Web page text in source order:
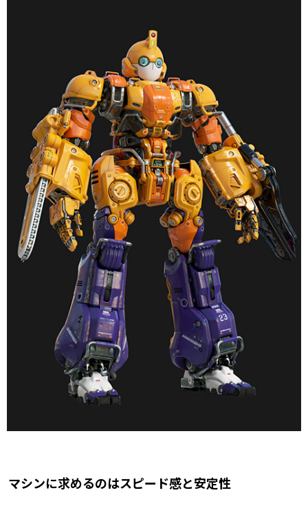
マシンに求めるのはスピード感と安定性